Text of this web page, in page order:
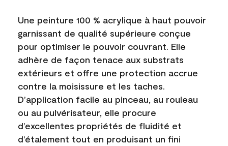
Une peinture 100 % acrylique à haut pouvoir
garnissant de qualité supérieure conçue
pour optimiser le pouvoir couvrant. Elle
adhère de façon tenace aux substrats
extérieurs et offre une protection accrue
contre la moisissure et les taches.
D’application facile au pinceau, au rouleau
ou au pulvérisateur, elle procure
d’excellentes propriétés de fluidité et
d’étalement tout en produisant un fini